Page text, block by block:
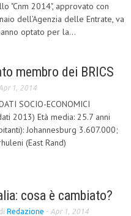
"Cnm 2014", approvato con
dell’Agenzia delle Entrate, va
optato per la...
membro dei BRICS
1, 2014
SOCIO-ECONOMICI
2013) Età media: 25.7 anni
Johannesburg 3.607.000;
(East Rand)
cosa è cambiato?
di Redazione - Apr 1, 2014